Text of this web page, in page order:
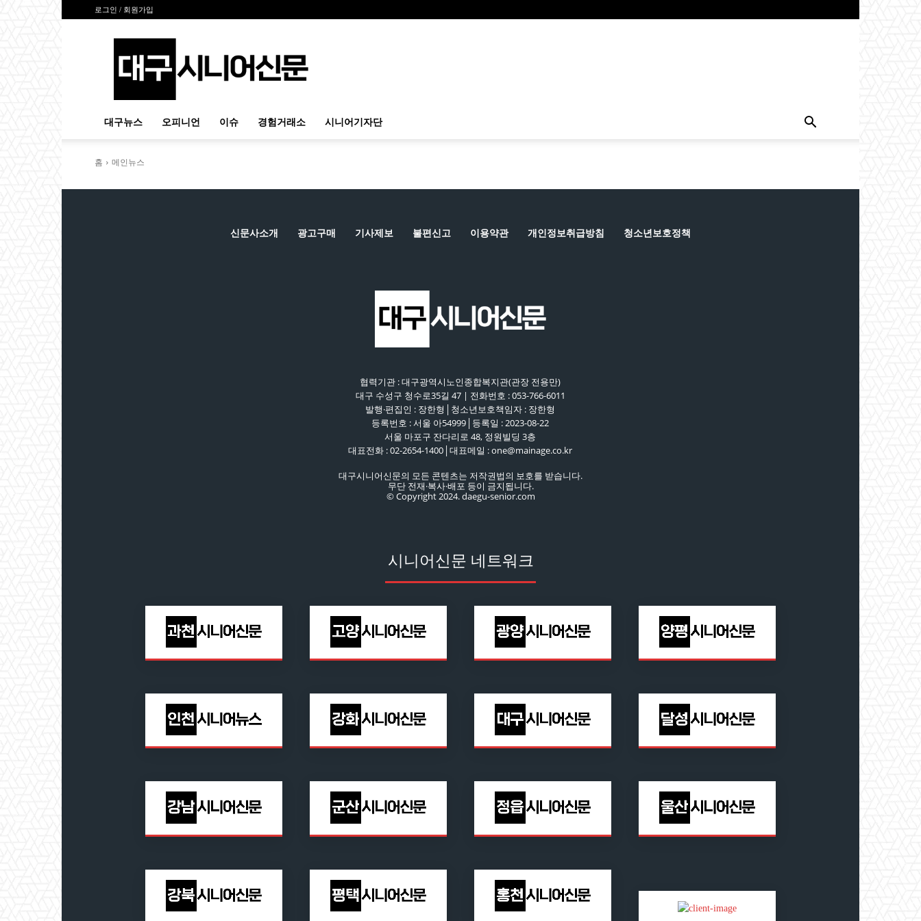
로그인 / 회원가입
시
대구뉴스 오피니언 이슈 경험거래소 시니어기자단
홈 메인뉴스
신문사소개 광고구매 기사제보 불편신고 이용약관 개인정보취급방침 청소년보호정책
협력기관 : 대구광역시노인종합복지관(관장 전용만)
대구 수성구 청수로35길 47 | 전화번호 : 053-766-6011
발행·편집인 : 장한형│청소년보호책임자 : 장한형
등록번호 : 서울 아54999│등록일 : 2023-08-22
서울 마포구 잔다리로 48, 정원빌딩 3층
대표전화 : 02-2654-1400│대표메일 : one@mainage.co.kr
대구시니어신문의 모든 콘텐츠는 저작권법의 보호를 받습니다.
무단 전재·복사·배포 등이 금지됩니다.
© Copyright 2024. daegu-senior.com
시니어신문 네트워크